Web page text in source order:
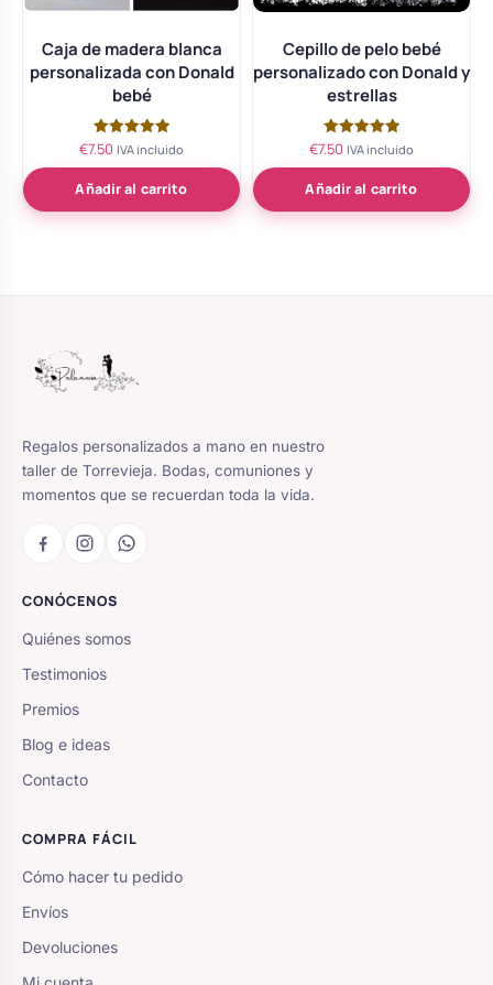
Caja de madera blanca
personalizada con Donald
bebé
Valorado
de 5
€7.50 IVA incluido
Añadir al carrito
Cepillo de pelo bebé
personalizado con Donald y
estrellas
Valorado
de 5
€7.50 IVA incluido
Añadir al carrito
Regalos personalizados a mano en nuestro
taller de Torrevieja. Bodas, comuniones y
momentos que se recuerdan toda la vida.
CONÓCENOS
Quiénes somos
Testimonios
Premios
Blog e ideas
Contacto
COMPRA FÁCIL
Cómo hacer tu pedido
Envíos
Devoluciones